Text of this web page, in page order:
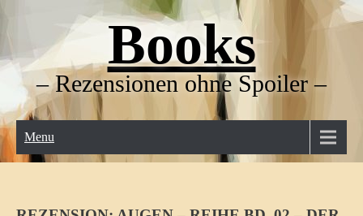
Books
– Rezensionen ohne Spoiler –
Menu